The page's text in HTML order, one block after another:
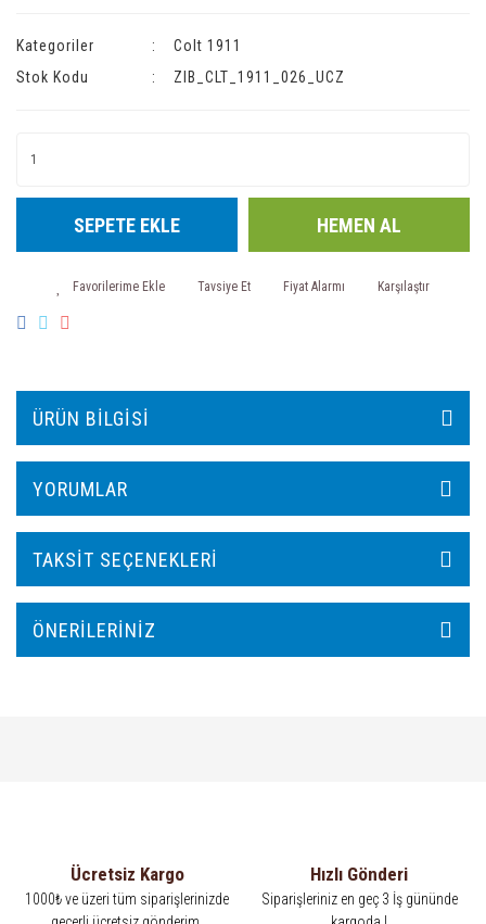
Kategoriler
Colt 1911
Stok Kodu
ZIB_CLT_1911_026_UCZ
SEPETE EKLE HEMEN AL
Tavsiye Et Fiyat Alarmı Karşılaştır
ÜRÜN BILGISI
YORUMLAR
TAKSIT SEÇENEKLERI
ÖNERILERINIZ
Ücretsiz Kargo
1000₺ ve üzeri tüm siparişlerinizde
Hızlı Gönderi
Siparişleriniz en geç 3 İş gününde